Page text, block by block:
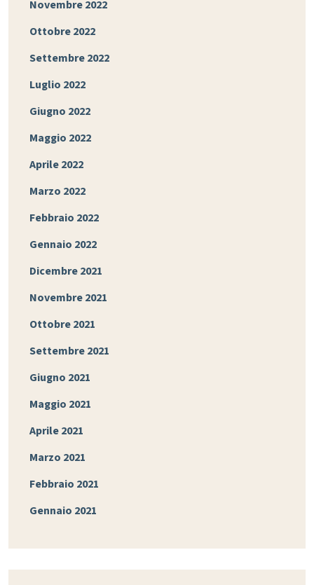
Novembre 2022
Ottobre 2022
Settembre 2022
Luglio 2022
Giugno 2022
Maggio 2022
Aprile 2022
Marzo 2022
Febbraio 2022
Gennaio 2022
Dicembre 2021
Novembre 2021
Ottobre 2021
Settembre 2021
Giugno 2021
Maggio 2021
Aprile 2021
Marzo 2021
Febbraio 2021
Gennaio 2021